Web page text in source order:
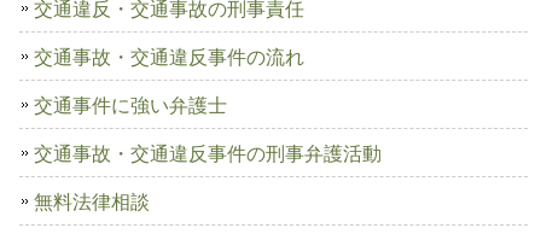
交通違反・交通事故の刑事責任
交通事故・交通違反事件の流れ
交通事件に強い弁護士
交通事故・交通違反事件の刑事弁護活動
無料法律相談